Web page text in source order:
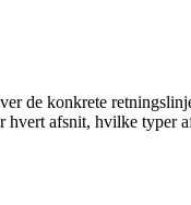
de konkrete
afsnit, hvilke typer